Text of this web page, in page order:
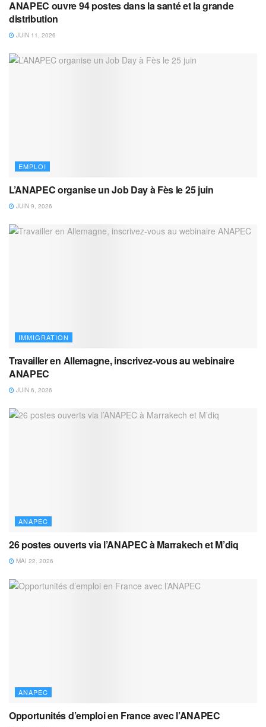
ANAPEC ouvre 94 postes dans la santé et la grande
distribution
JUIN 11, 2026
EMPLOI
L’ANAPEC organise un Job Day à Fès le 25 juin
JUIN 9, 2026
IMMIGRATION
Travailler en Allemagne, inscrivez-vous au webinaire
ANAPEC
JUIN 6, 2026
ANAPEC
26 postes ouverts via l’ANAPEC à Marrakech et M’diq
MAI 22, 2026
ANAPEC
Opportunités d’emploi en France avec l’ANAPEC